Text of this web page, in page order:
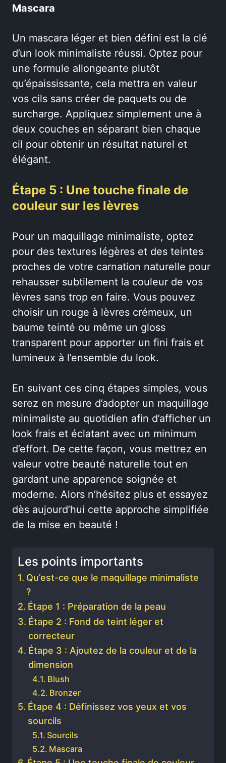
Mascara
Un mascara léger et bien défini est la clé
d’un look minimaliste réussi. Optez pour
une formule allongeante plutôt
qu’épaississante, cela mettra en valeur
vos cils sans créer de paquets ou de
surcharge. Appliquez simplement une à
deux couches en séparant bien chaque
cil pour obtenir un résultat naturel et
élégant.
Étape 5 : Une touche finale de
couleur sur les lèvres
Pour un maquillage minimaliste, optez
pour des textures légères et des teintes
proches de votre carnation naturelle pour
rehausser subtilement la couleur de vos
lèvres sans trop en faire. Vous pouvez
choisir un rouge à lèvres crémeux, un
baume teinté ou même un gloss
transparent pour apporter un fini frais et
lumineux à l’ensemble du look.
En suivant ces cinq étapes simples, vous
serez en mesure d’adopter un maquillage
minimaliste au quotidien afin d’afficher un
look frais et éclatant avec un minimum
d’effort. De cette façon, vous mettrez en
valeur votre beauté naturelle tout en
gardant une apparence soignée et
moderne. Alors n’hésitez plus et essayez
dès aujourd’hui cette approche simplifiée
de la mise en beauté !
Les points importants
Qu’est-ce que le maquillage minimaliste
?
Étape 1 : Préparation de la peau
Étape 2 : Fond de teint léger et
correcteur
Étape 3 : Ajoutez de la couleur et de la
dimension
Blush
Bronzer
Étape 4 : Définissez vos yeux et vos
sourcils
Sourcils
Mascara